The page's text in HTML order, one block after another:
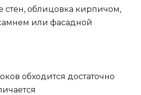
стен, облицовка кирпичом,
или фасадной
обходится достаточно